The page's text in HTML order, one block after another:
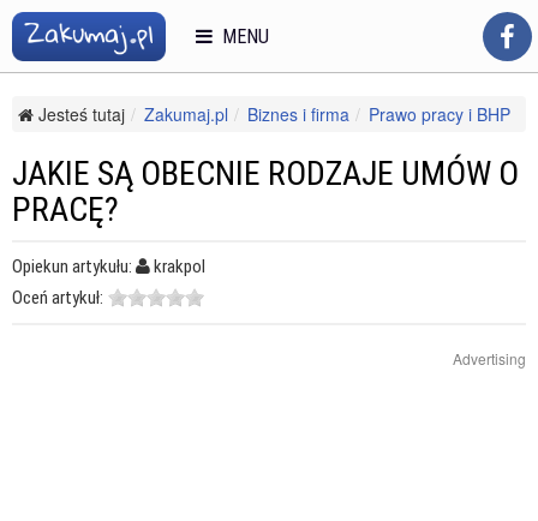
Jesteś tutaj Zakumaj.pl Biznes i firma
Prawo pracy i BHP
JAKIE SĄ OBECNIE RODZAJE UMÓW O
PRACĘ?
Opiekun artykułu:
krakpol
Oceń artykuł:
Advertising
MENU